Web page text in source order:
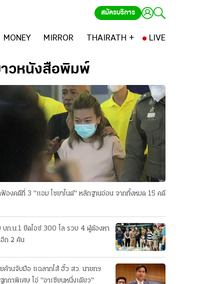
สมัครบริการ
MONEY MIRROR THAIRATH + LIVE
วหนังสือพิมพ์
องคดีที่ 3 "แอม ไซยาไนด์" หลักฐานอ่อน จากทั้งหมด 15 คดี
บก.น.1 ยึดไอซ์ 300 โล รวบ 4 ผู้ต้องหา
อีก 2 คัน
ค้านจับมือ แฉลากไส้ ฮั้ว สว. นายกฯ
กถาพิเศษ โอ่ "อาเซียนหนึ่งเดียว"